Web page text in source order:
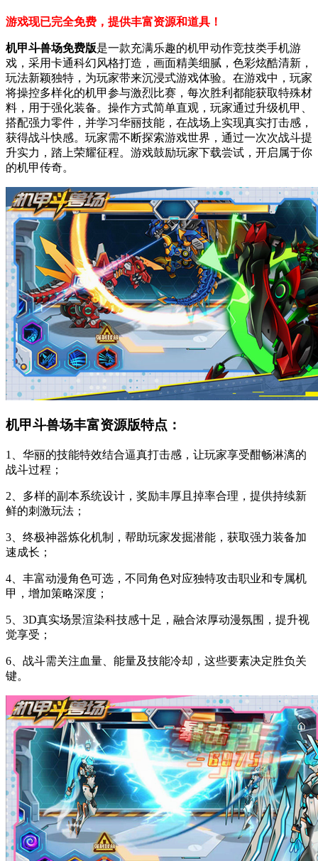
游戏现已完全免费，提供丰富资源和道具！
机甲斗兽场免费版是一款充满乐趣的机甲动作竞技类手机游
戏，采用卡通科幻风格打造，画面精美细腻，色彩炫酷清新，
玩法新颖独特，为玩家带来沉浸式游戏体验。在游戏中，玩家
将操控多样化的机甲参与激烈比赛，每次胜利都能获取特殊材
料，用于强化装备。操作方式简单直观，玩家通过升级机甲、
搭配强力零件，并学习华丽技能，在战场上实现真实打击感，
获得战斗快感。玩家需不断探索游戏世界，通过一次次战斗提
升实力，踏上荣耀征程。游戏鼓励玩家下载尝试，开启属于你
的机甲传奇。
机甲斗兽场丰富资源版特点：
1、华丽的技能特效结合逼真打击感，让玩家享受酣畅淋漓的
战斗过程；
2、多样的副本系统设计，奖励丰厚且掉率合理，提供持续新
鲜的刺激玩法；
3、终极神器炼化机制，帮助玩家发掘潜能，获取强力装备加
速成长；
4、丰富动漫角色可选，不同角色对应独特攻击职业和专属机
甲，增加策略深度；
5、3D真实场景渲染科技感十足，融合浓厚动漫氛围，提升视
觉享受；
6、战斗需关注血量、能量及技能冷却，这些要素决定胜负关
键。